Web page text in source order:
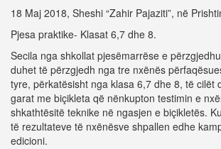
18 Maj 2018, Sheshi “Zahir Pajaziti”, në
Pjesa praktike- Klasat 6,7 dhe 8.
Secila nga shkollat pjesëmarrëse e
duhet të përzgjedh nga tre nxënës
tyre, përkatësisht nga klasa 6,7 dhe 8, të cilët
garat me biçikleta që nënkupton testimin e
shkathtësitë teknike në ngasjen e biçikletës.
të rezultateve të nxënësve shpallen edhe
edicioni.